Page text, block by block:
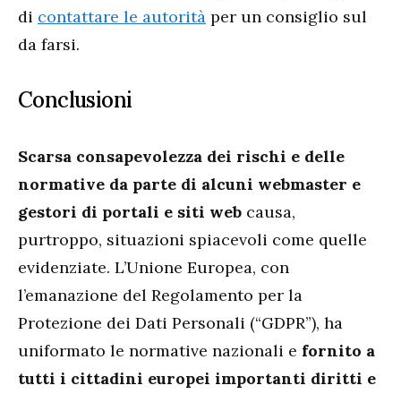
di contattare le autorità per un consiglio sul
da farsi.
Conclusioni
Scarsa consapevolezza dei rischi e delle
normative da parte di alcuni webmaster e
gestori di portali e siti web causa,
purtroppo, situazioni spiacevoli come quelle
evidenziate. L’Unione Europea, con
l’emanazione del Regolamento per la
Protezione dei Dati Personali (“GDPR”), ha
uniformato le normative nazionali e fornito a
tutti i cittadini europei importanti diritti e